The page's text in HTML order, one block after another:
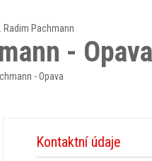
Radim Pachmann
- Opava
- Opava
Kontaktní údaje